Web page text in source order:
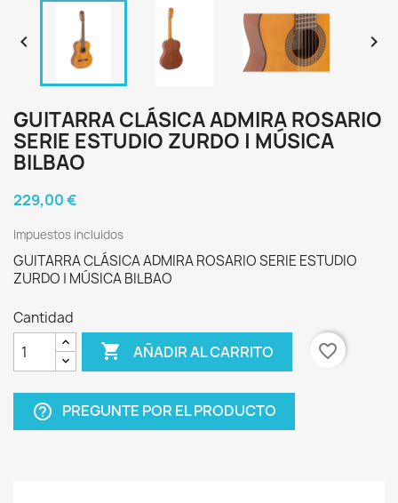
 
GUITARRA CLÁSICA ADMIRA ROSARIO
SERIE ESTUDIO ZURDO | MÚSICA
BILBAO
229,00 €
Impuestos incluidos
GUITARRA CLÁSICA ADMIRA ROSARIO SERIE ESTUDIO
ZURDO | MÚSICA BILBAO
Cantidad
 AÑADIR AL CARRITO favorite_border
help_outline PREGUNTE POR EL PRODUCTO